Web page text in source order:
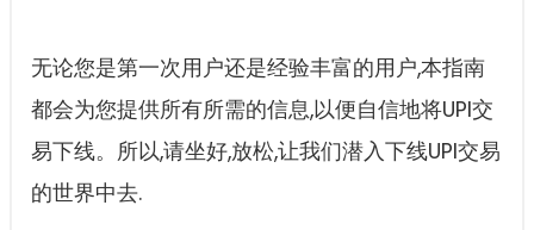
无论您是第一次用户还是经验丰富的用户,本指南
都会为您提供所有所需的信息,以便自信地将UPI交
易下线。所以,请坐好,放松,让我们潜入下线UPI交易
的世界中去.